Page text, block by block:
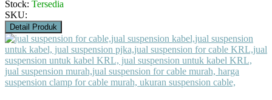
Stock: Tersedia
SKU:
Detail Produk